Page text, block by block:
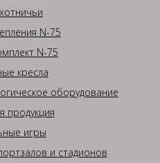
N-75
N-75
кресла
оборудование
продукция
игры
и стадионов